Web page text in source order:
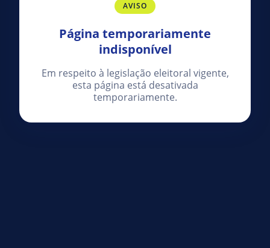
AVISO
Página temporariamente
indisponível
Em respeito à legislação eleitoral vigente,
esta página está desativada
temporariamente.